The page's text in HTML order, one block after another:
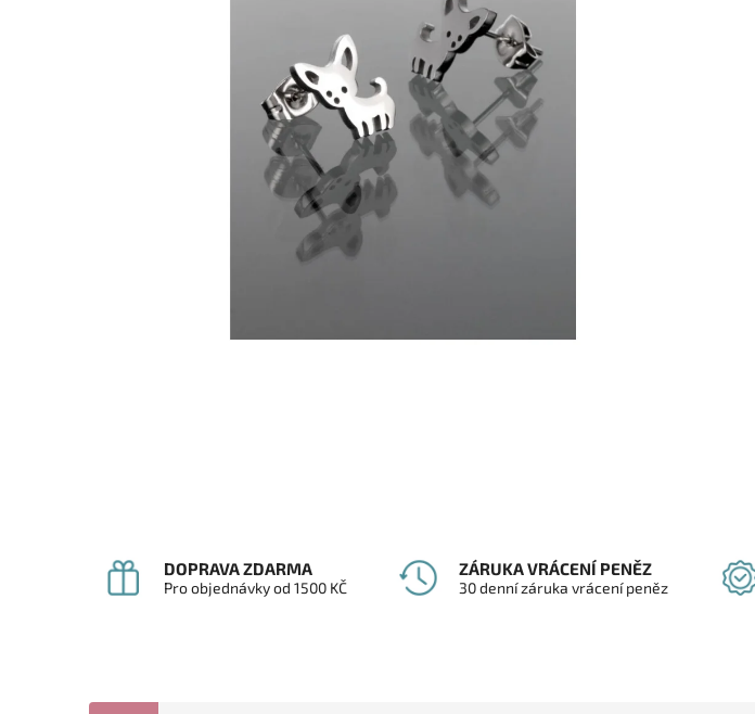
DOPRAVA ZDARMA
Pro objednávky od 1500 KČ
ZÁRUKA VRÁCENÍ PENĚZ
30 denní záruka vrácení peněz